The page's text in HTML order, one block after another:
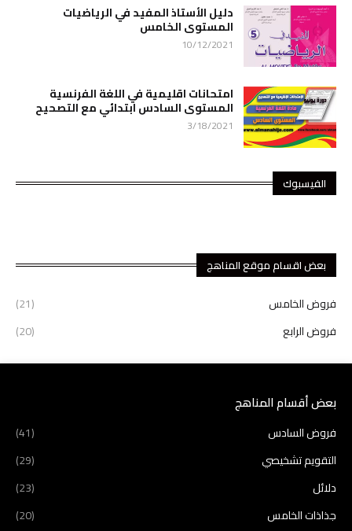
دليل الأستاذ المفيد في الرياضيات
المستوى الخامس
10/12/2021
امتحانات اقليمية في اللغة الفرنسية
المستوى السادس ابتدائي مع التصحيح
3/18/2021
الفيسبوك
بعض اقسام موقع المناهج
فروض الخامس
(21)
فروض الرابع
(20)
بعض أقسام المناهج
فروض السادس
(41)
التقويم تشخيصي
(29)
دلائل
(23)
جذاذات الخامس
(20)